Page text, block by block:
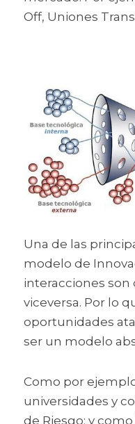
Off, Uniones
Una de las
modelo de
interacciones son
viceversa. Por lo
oportunidades
ser un modelo
Como por
universidades y